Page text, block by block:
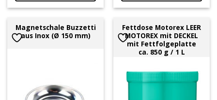
Magnetschale Buzzetti
aus Inox (Ø 150 mm)
Fettdose Motorex LEER
MOTOREX mit DECKEL
mit Fettfolgeplatte
ca. 850 g / 1 L